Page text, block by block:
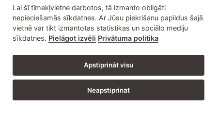
Adrese: Brīvības ielā 55, Liepāja, LV-3401 | Tālrunis: 634 27473 | E-
pasts: lsss@liepaja.lv
Lai šī tīmekļvietne darbotos, tā izmanto obligāti
nepieciešamās sīkdatnes. Ar Jūsu piekrišanu papildus šajā
vietnē var tikt izmantotas statistikas un sociālo mediju
sīkdatnes. Pielāgot izvēli Privātuma politika
Apstiprināt visu
Neapstiprināt